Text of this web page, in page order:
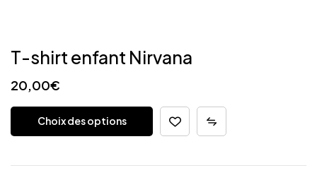
T-shirt enfant Nirvana
20,00€
Choix des options